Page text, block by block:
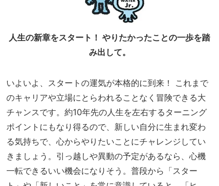
人生の新章をスタート！ やりたかったことの一歩を踏
み出して。
いよいよ、スタートの運気が本格的に到来！ これまで
のキャリアや立場にとらわれることなく冒険できる大
チャンスです。約10年先の人生を左右するターニング
ポイントにもなり得るので、新しい自分に生まれ変わ
る気持ちで、心からやりたいことにチャレンジしてい
きましょう。引っ越しや異動の予定があるなら、心機
一転できるいい機会になりそう。普段から「スター